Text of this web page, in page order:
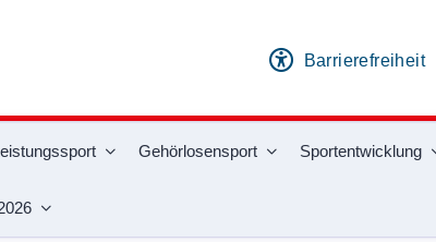
Barrierefreiheit
Gehörlosensport Sportentwicklung